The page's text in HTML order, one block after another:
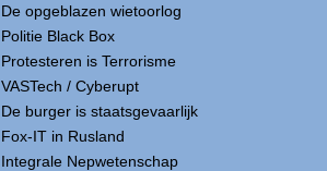
De opgeblazen wietoorlog
Politie Black Box
Protesteren is Terrorisme
VASTech / Cyberupt
De burger is staatsgevaarlijk
Fox-IT in Rusland
Integrale Nepwetenschap